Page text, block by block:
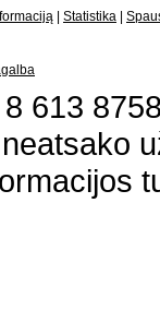
Statistika
613